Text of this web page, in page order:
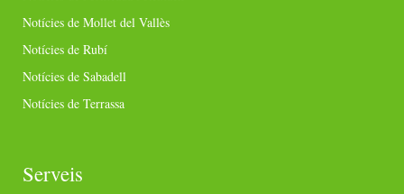
Notícies de Mollet del Vallès
Notícies de Rubí
Notícies de Sabadell
Notícies de Terrassa
Serveis